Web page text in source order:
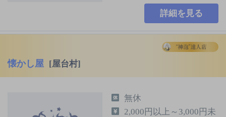
詳細を見る
懐かし屋 [屋台村]
無休
2,000円以上～3,000円未